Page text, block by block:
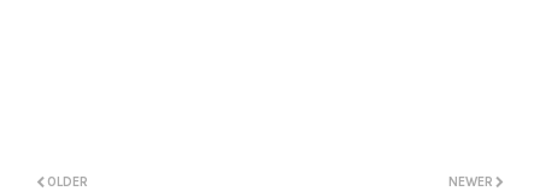
NEWER
OLDER